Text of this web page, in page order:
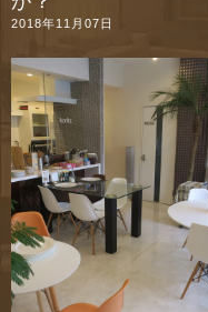
2018年11月07日